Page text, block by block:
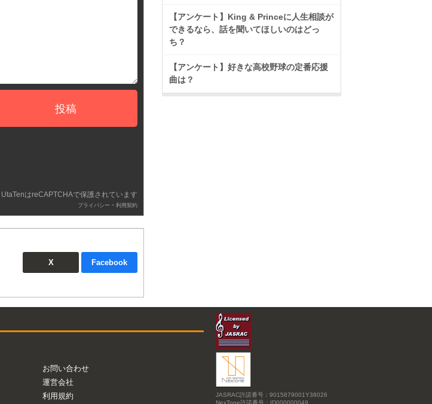
投稿
UtaTenはreCAPTCHAで保護されています
プライバシー - 利用契約
X Facebook
【アンケート】King & Princeに人生相談が
できるなら、話を聞いてほしいのはどっ
ち？
【アンケート】好きな高校野球の定番応援
曲は？
お問い合わせ
運営会社
利用規約
JASRAC許諾番号：9015879001Y38026
NexTone許諾番号：ID000000049